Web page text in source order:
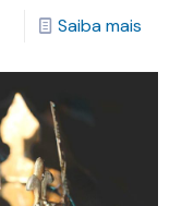
Saiba mais